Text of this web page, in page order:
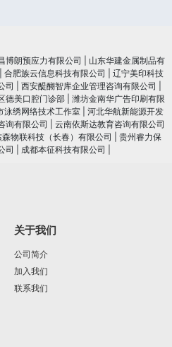
博朗预应力有限公司
山东华建金属制品有
合肥族云信息科技有限公司
辽宁美印科技
司 西安醍醐智库企业管理咨询有限公司
德美口腔门诊部
潍坊金南华广告印刷有限
泳绣网络技术工作室
河北华航新能源开发
询有限公司
云南依斯达教育咨询有限公司
森物联科技（长春）有限公司
贵州睿力保
司 成都本征科技有限公司
关于我们
公司简介
加入我们
联系我们